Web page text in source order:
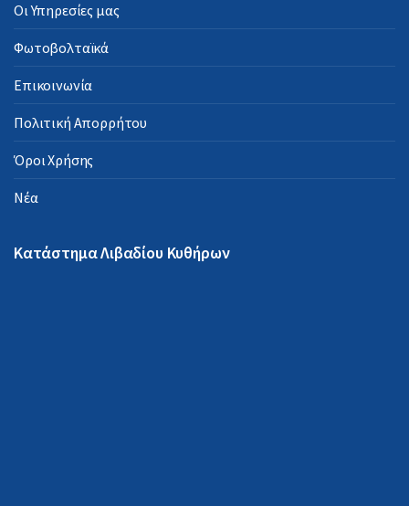
Οι Υπηρεσίες μας
Φωτοβολταϊκά
Επικοινωνία
Πολιτική Απορρήτου
Όροι Χρήσης
Νέα
Κατάστημα Λιβαδίου Κυθήρων